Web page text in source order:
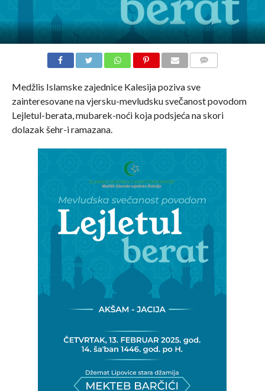
Medžlis Islamske zajednice Kalesija poziva sve
zainteresovane na vjersku-mevludsku svečanost povodom
Lejletul-berata, mubarek-noći koja podsjeća na skori
dolazak šehr-i ramazana.